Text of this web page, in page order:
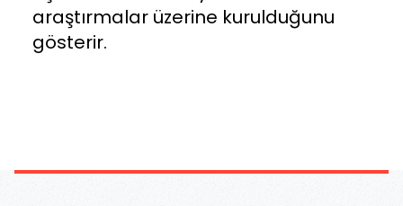
araştırmalar üzerine kurulduğunu
gösterir.